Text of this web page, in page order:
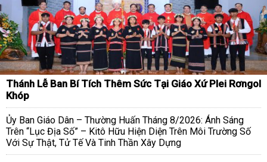
Thánh Lễ Ban Bí Tích Thêm Sức Tại Giáo Xứ Plei Rơngol
Khóp
Ủy Ban Giáo Dân – Thường Huấn Tháng 8/2026: Ánh Sáng
Trên “Lục Địa Số” – Kitô Hữu Hiện Diện Trên Môi Trường Số
Với Sự Thật, Tử Tế Và Tinh Thần Xây Dựng